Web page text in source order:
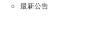
最新公告